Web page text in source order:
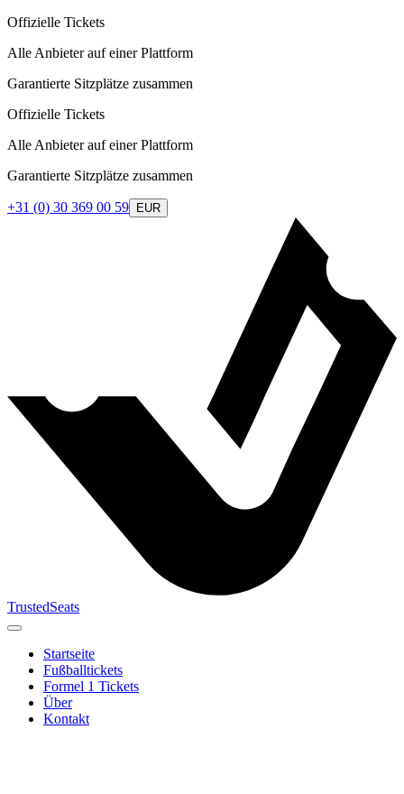
Offizielle Tickets
Alle Anbieter auf einer Plattform
Garantierte Sitzplätze zusammen
Offizielle Tickets
Alle Anbieter auf einer Plattform
Garantierte Sitzplätze zusammen
+31 (0) 30 369 00 59 EUR
TrustedSeats
Startseite
Fußballtickets
Formel 1 Tickets
Über
Kontakt